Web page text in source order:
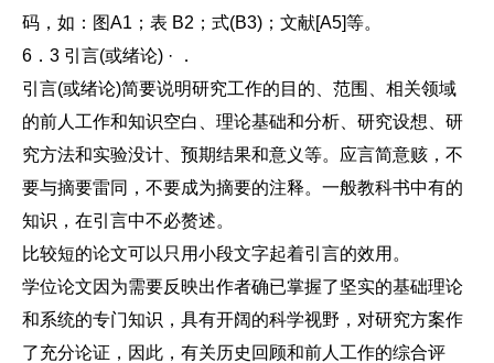
码，如：图A1；表 B2；式(B3)；文献[A5]等。
6．3 引言(或绪论) · ．
引言(或绪论)简要说明研究工作的目的、范围、相关领域
的前人工作和知识空白、理论基础和分析、研究设想、研
究方法和实验没计、预期结果和意义等。应言简意赅，不
要与摘要雷同，不要成为摘要的注释。一般教科书中有的
知识，在引言中不必赘述。
比较短的论文可以只用小段文字起着引言的效用。
学位论文因为需要反映出作者确已掌握了坚实的基础理论
和系统的专门知识，具有开阔的科学视野，对研究方案作
了充分论证，因此，有关历史回顾和前人工作的综合评